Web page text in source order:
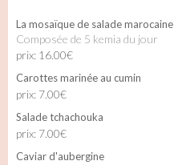
La mosaïque de salade marocaine
Composée de 5 kemia du jour
prix: 16.00€
Carottes marinée au cumin
prix: 7.00€
Salade tchachouka
prix: 7.00€
Caviar d'aubergine